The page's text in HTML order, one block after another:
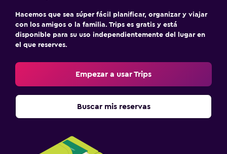
Hacemos que sea súper fácil planificar, organizar y viajar
con los amigos o la familia. Trips es gratis y está
disponible para su uso independientemente del lugar en
el que reserves.
Empezar a usar Trips
Buscar mis reservas